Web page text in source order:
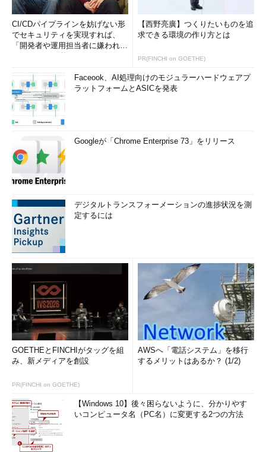
CI/CDパイプラインを妨げない形
でセキュリティを実現すれば、
「開発者や運用担当者に嫌われな
【西野亮廣】つくりたいものを追
求できる環境の作り方とは
PR(FINCHI on GOETHE)
Faceook、AI処理向けのモジュラーハードウェアプ
ラットフォームとASICを発表
Googleが「Chrome Enterprise 73」をリリース
デジタルトランスフォーメーションの進捗状況を測
定するには
GOETHEとFINCHIがタッグを組
み、新メディアを創設
PR(FINCHI on GOETHE)
AWSへ「電話システム」を移行
するメリットはあるか？ (1/2)
【Windows 10】後々困らないように、分かりやす
いコンピュータ名（PC名）に変更する2つの方法